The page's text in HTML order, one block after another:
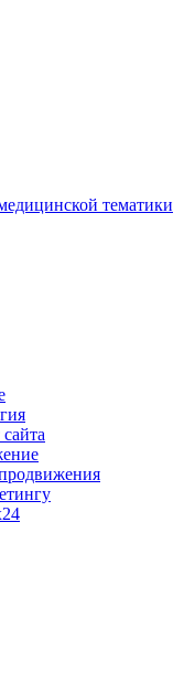
тематики